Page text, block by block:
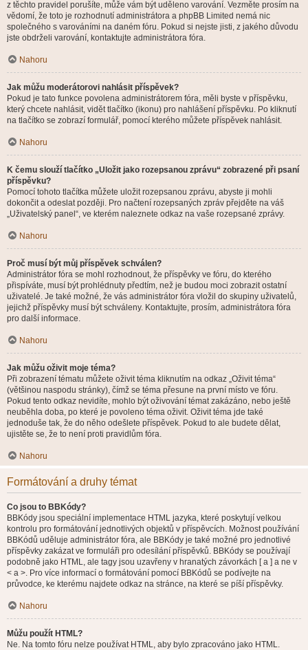
z těchto pravidel porušíte, může vám být uděleno varování. Vezměte prosím na
vědomí, že toto je rozhodnutí administrátora a phpBB Limited nemá nic
společného s varováními na daném fóru. Pokud si nejste jisti, z jakého důvodu
jste obdrželi varování, kontaktujte administrátora fóra.
Nahoru
Jak můžu moderátorovi nahlásit příspěvek?
Pokud je tato funkce povolena administrátorem fóra, měli byste v příspěvku,
který chcete nahlásit, vidět tlačítko (ikonu) pro nahlášení příspěvku. Po kliknutí
na tlačítko se zobrazí formulář, pomocí kterého můžete příspěvek nahlásit.
Nahoru
K čemu slouží tlačítko „Uložit jako rozepsanou zprávu“ zobrazené při psaní
příspěvku?
Pomocí tohoto tlačítka můžete uložit rozepsanou zprávu, abyste ji mohli
dokončit a odeslat později. Pro načtení rozepsaných zpráv přejděte na váš
„Uživatelský panel“, ve kterém naleznete odkaz na vaše rozepsané zprávy.
Nahoru
Proč musí být můj příspěvek schválen?
Administrátor fóra se mohl rozhodnout, že příspěvky ve fóru, do kterého
přispíváte, musí být prohlédnuty předtím, než je budou moci zobrazit ostatní
uživatelé. Je také možné, že vás administrátor fóra vložil do skupiny uživatelů,
jejichž příspěvky musí být schváleny. Kontaktujte, prosím, administrátora fóra
pro další informace.
Nahoru
Jak můžu oživit moje téma?
Při zobrazení tématu můžete oživit téma kliknutím na odkaz „Oživit téma“
(většinou naspodu stránky), čímž se téma přesune na první místo ve fóru.
Pokud tento odkaz nevidíte, mohlo být oživování témat zakázáno, nebo ještě
neuběhla doba, po které je povoleno téma oživit. Oživit téma jde také
jednoduše tak, že do něho odešlete příspěvek. Pokud to ale budete dělat,
ujistěte se, že to není proti pravidlům fóra.
Nahoru
Formátování a druhy témat
Co jsou to BBKódy?
BBKódy jsou speciální implementace HTML jazyka, které poskytují velkou
kontrolu pro formátování jednotlivých objektů v příspěvcích. Možnost používání
BBKódů uděluje administrátor fóra, ale BBKódy je také možné pro jednotlivé
příspěvky zakázat ve formuláři pro odesílání příspěvků. BBKódy se používají
podobně jako HTML, ale tagy jsou uzavřeny v hranatých závorkách [ a ] a ne v
< a >. Pro více informací o formátování pomocí BBKódů se podívejte na
průvodce, ke kterému najdete odkaz na stránce, na které se píší příspěvky.
Nahoru
Můžu použít HTML?
Ne. Na tomto fóru nelze používat HTML, aby bylo zpracováno jako HTML.